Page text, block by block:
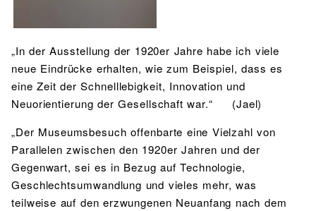
„In der Ausstellung der 1920er Jahre habe ich viele
neue Eindrücke erhalten, wie zum Beispiel, dass es
eine Zeit der Schnelllebigkeit, Innovation und
Neuorientierung der Gesellschaft war.“ (Jael)
„Der Museumsbesuch offenbarte eine Vielzahl von
Parallelen zwischen den 1920er Jahren und der
Gegenwart, sei es in Bezug auf Technologie,
Geschlechtsumwandlung und vieles mehr, was
teilweise auf den erzwungenen Neuanfang nach dem